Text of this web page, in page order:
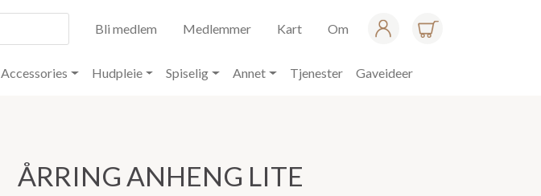
Bli medlem Medlemmer Kart Om
Accessories Hudpleie Spiselig Annet Tjenester Gaveideer
ÅRRING ANHENG LITE